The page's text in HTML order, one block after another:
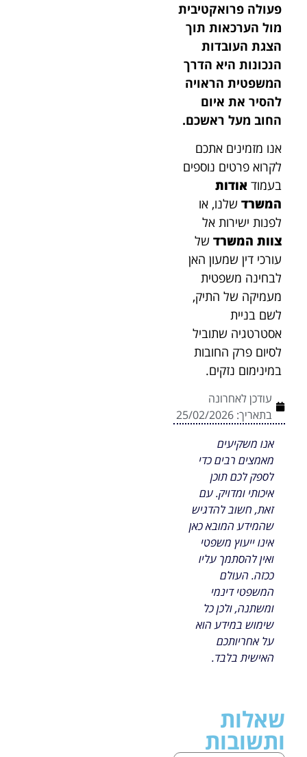
פעולה פרואקטיבית
מול הערכאות תוך
הצגת העובדות
הנכונות היא הדרך
המשפטית הראויה
להסיר את איום
החוב מעל ראשכם.
אנו מזמינים אתכם
לקרוא פרטים נוספים
בעמודאודות
המשרד שלנו, או
לפנות ישירות אל
צוות המשרד של
עורכי דין שמעון האן
לבחינה משפטית
מעמיקה של התיק,
לשם בניית
אסטרטגיה שתוביל
לסיום פרק החובות
במינימום נזקים.
עודכן לאחרונה
בתאריך: 25/02/2026
אנו משקיעים
מאמצים רבים כדי
לספק לכם תוכן
איכותי ומדויק. עם
זאת, חשוב להדגיש
שהמידע המובא כאן
אינו ייעוץ משפטי
ואין להסתמך עליו
ככזה. העולם
המשפטי דינמי
ומשתנה, ולכן כל
שימוש במידע הוא
על אחריותכם
האישית בלבד.
שאלות
ותשובות